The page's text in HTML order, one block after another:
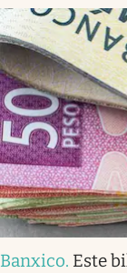
Banxico. Este